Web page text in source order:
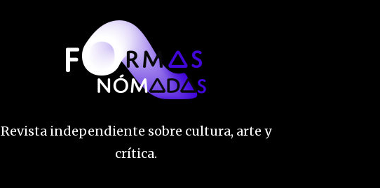
Revista independiente sobre cultura, arte y
crítica.